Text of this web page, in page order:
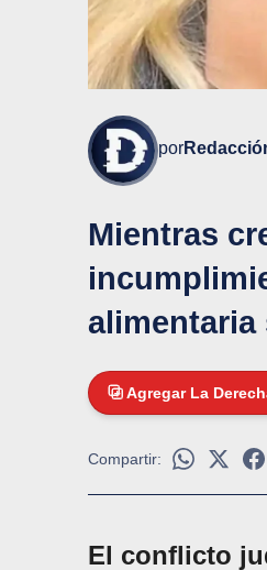
por
Mientras
alimentaria
Agregar La
Compartir:
El conflicto